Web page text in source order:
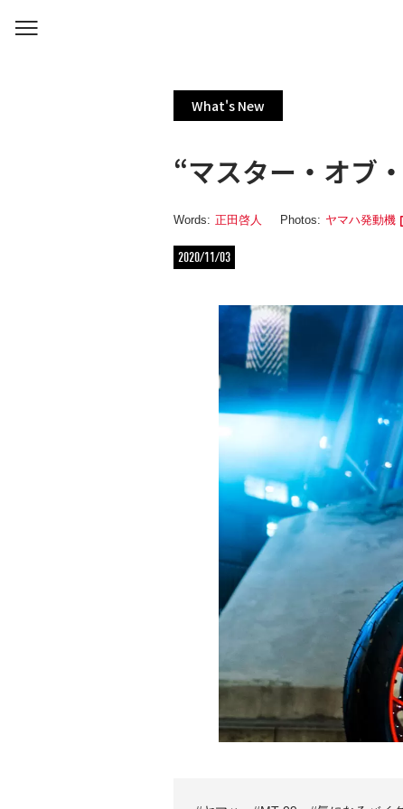
What's New
“マスター・オブ
Words: 正田啓人 Photos: ヤマハ発動機
2020/11/03